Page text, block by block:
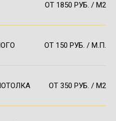
ОТ 1850 РУБ. / М2
ОТ 150 РУБ. / М.П.
ОТ 350 РУБ. / М2